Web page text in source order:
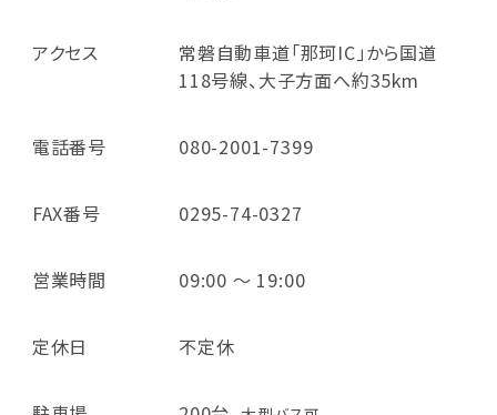
アクセス
常磐自動車道「那珂IC」から国道
118号線、大子方面へ約35km
電話番号 080-2001-7399
FAX番号 0295-74-0327
営業時間 09:00 ～ 19:00
定休日 不定休